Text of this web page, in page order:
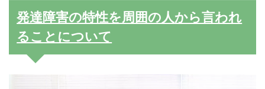
発達障害の特性を周囲の人から言われ
ることについて